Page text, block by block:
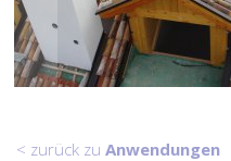
< zurück zu Anwendungen